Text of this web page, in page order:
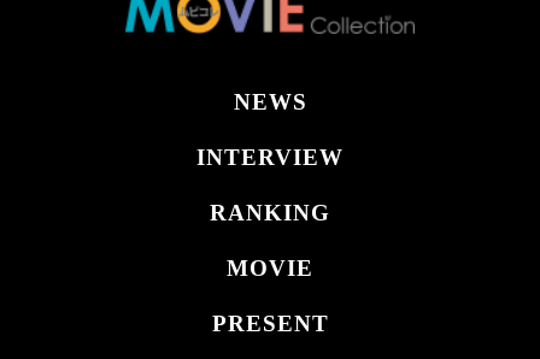
NEWS
INTERVIEW
RANKING
MOVIE
PRESENT